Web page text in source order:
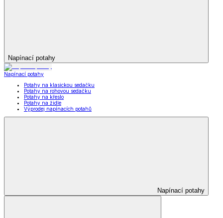
Napínací potahy
Napínací potahy
Potahy na klasickou sedačku
Potahy na rohovou sedačku
Potahy na křeslo
Potahy na židle
Výprodej napínacích potahů
Napínací potahy